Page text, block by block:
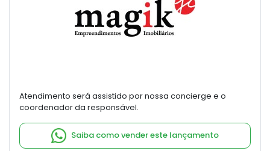
Atendimento será assistido por nossa concierge e o
coordenador da responsável.
Saiba como vender este lançamento